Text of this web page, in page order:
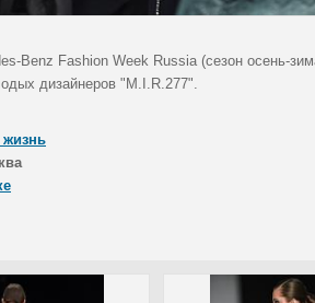
Benz Fashion Week Russia (сезон осень-
дизайнеров "M.I.R.277".
жизнь